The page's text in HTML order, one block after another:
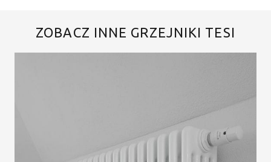
ZOBACZ INNE GRZEJNIKI TESI